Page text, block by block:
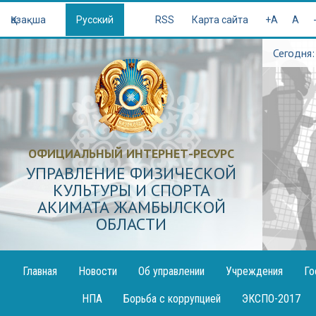
Қазақша Русский RSS Карта сайта +A A
ОФИЦИАЛЬНЫЙ ИНТЕРНЕТ-РЕСУРС
УПРАВЛЕНИЕ ФИЗИЧЕСКОЙ
КУЛЬТУРЫ И СПОРТА
АКИМАТА ЖАМБЫЛСКОЙ
ОБЛАСТИ
Главная Новости
Об управлении
Проекты
Учреждения
Спортивные школы
НПА Борьба с коррупцией ЭКСПО-2017